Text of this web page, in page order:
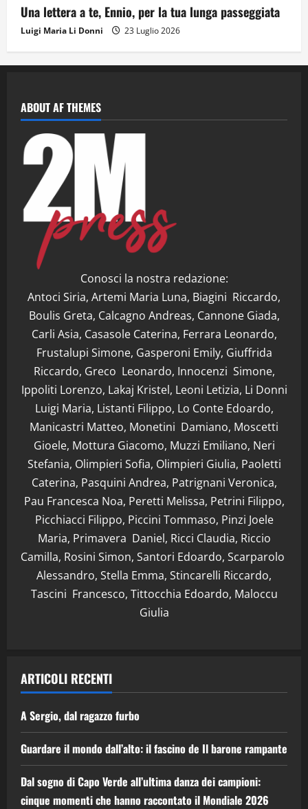
Una lettera a te, Ennio, per la tua lunga passeggiata
Luigi Maria Li Donni 23 Luglio 2026
ABOUT AF THEMES
Conosci la nostra redazione:
Antoci Siria, Artemi Maria Luna, Biagini Riccardo,
Boulis Greta, Calcagno Andreas, Cannone Giada,
Carli Asia, Casasole Caterina, Ferrara Leonardo,
Frustalupi Simone, Gasperoni Emily, Giuffrida
Riccardo, Greco Leonardo, Innocenzi Simone,
Ippoliti Lorenzo, Lakaj Kristel, Leoni Letizia, Li Donni
Luigi Maria, Listanti Filippo, Lo Conte Edoardo,
Manicastri Matteo, Monetini Damiano, Moscetti
Gioele, Mottura Giacomo, Muzzi Emiliano, Neri
Stefania, Olimpieri Sofia, Olimpieri Giulia, Paoletti
Caterina, Pasquini Andrea, Patrignani Veronica,
Pau Francesca Noa, Peretti Melissa, Petrini Filippo,
Picchiacci Filippo, Piccini Tommaso, Pinzi Joele
Maria, Primavera Daniel, Ricci Claudia, Riccio
Camilla, Rosini Simon, Santori Edoardo, Scarparolo
Alessandro, Stella Emma, Stincarelli Riccardo,
Tascini Francesco, Tittocchia Edoardo, Maloccu
Giulia
ARTICOLI RECENTI
A Sergio, dal ragazzo furbo
Guardare il mondo dall’alto: il fascino de Il barone rampante
Dal sogno di Capo Verde all’ultima danza dei campioni:
cinque momenti che hanno raccontato il Mondiale 2026